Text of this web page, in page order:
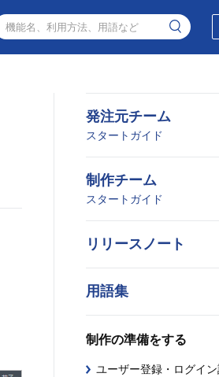
発注元チーム
スタートガイド
制作チーム
スタートガイド
リリースノート
用語集
制作の準備をする
ユーザー登録・ログイ